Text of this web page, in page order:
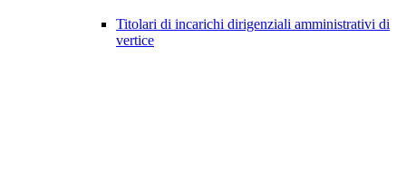
Titolari di incarichi dirigenziali amministrativi di
vertice